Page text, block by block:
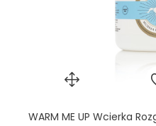
WARM ME UP Wcierka